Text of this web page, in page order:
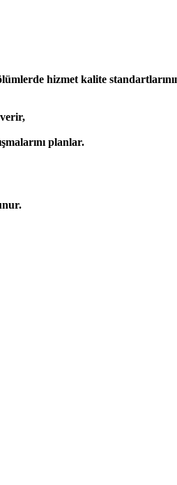
hizmet kalite
planlar.